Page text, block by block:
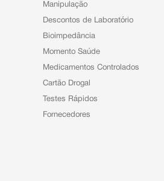
Manipulação
Descontos de Laboratório
Bioimpedância
Momento Saúde
Medicamentos Controlados
Cartão Drogal
Testes Rápidos
Fornecedores